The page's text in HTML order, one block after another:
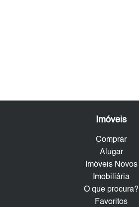
Imóveis
Comprar
Alugar
Imóveis Novos
Imobiliária
O que procura?
Favoritos